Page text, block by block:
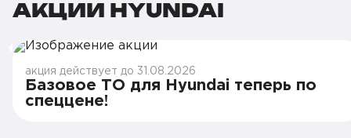
АКЦИИ HYUNDAI
акция действует до 31.08.2026
Базовое ТО для Hyundai теперь по
спеццене!